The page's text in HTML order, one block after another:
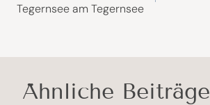
Tegernsee am Tegernsee
Ähnliche Beiträge